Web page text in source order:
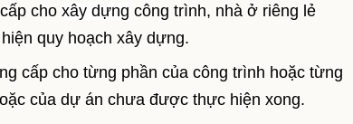
cho xây dựng công trình, nhà ở riêng lẻ
quy hoạch xây dựng.
cấp cho từng phần của công trình hoặc từng
của dự án chưa được thực hiện xong.